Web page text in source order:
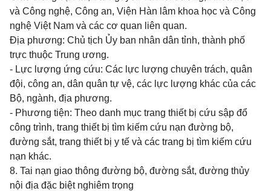
và Công nghệ, Công an, Viện Hàn lâm khoa học và Công
nghệ Việt Nam và các cơ quan liên quan.
Địa phương: Chủ tịch Ủy ban nhân dân tỉnh, thành phố
trực thuộc Trung ương.
- Lực lượng ứng cứu: Các lực lượng chuyên trách, quân
đội, công an, dân quân tự vệ, các lực lượng khác của các
Bộ, ngành, địa phương.
- Phương tiện: Theo danh mục trang thiết bị cứu sập đổ
công trình, trang thiết bị tìm kiếm cứu nạn đường bộ,
đường sắt, trang thiết bị y tế và các trang bị tìm kiếm cứu
nạn khác.
8. Tai nạn giao thông đường bộ, đường sắt, đường thủy
nội địa đặc biệt nghiêm trọng